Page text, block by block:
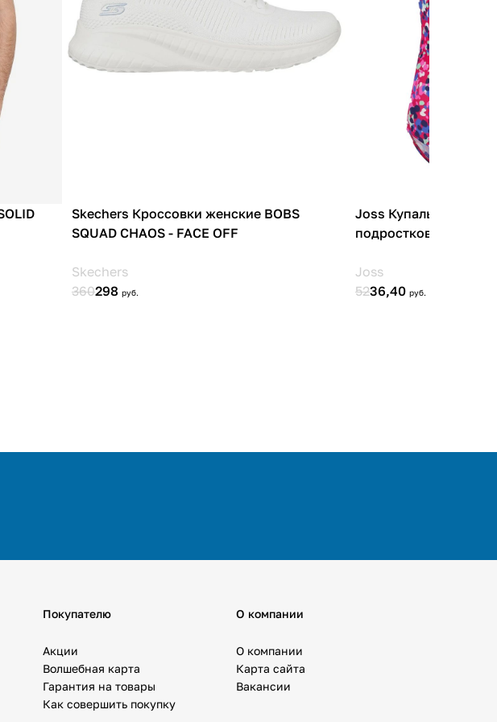
Покупателю
Акции
Волшебная карта
Гарантия на товары
Как совершить покупку
О компании
О компании
Карта сайта
Вакансии